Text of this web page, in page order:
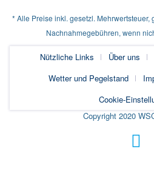
* Alle Preise inkl. gesetzl. Mehrwertsteuer,
Nachnahmegebühren, wenn
Nützliche Links Über uns
Wetter und Pegelstand
Cookie-
Copyright 2020